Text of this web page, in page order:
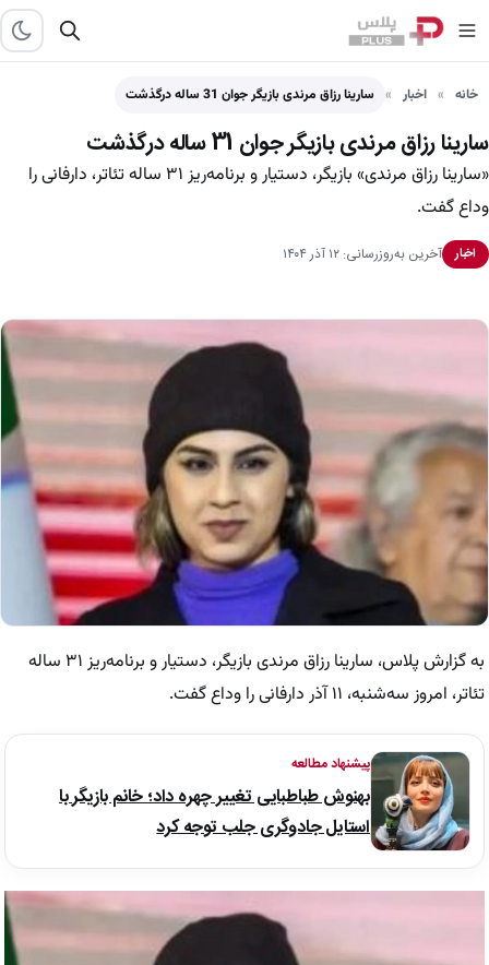
خانه اخبار سارینا رزاق مرندی بازیگر جوان 31 ساله درگذشت
سارینا رزاق مرندی بازیگر جوان 31 ساله درگذشت
«سارینا رزاق مرندی» بازیگر، دستیار و برنامه‌ریز ۳۱ ساله تئاتر، دارفانی را
وداع گفت.
اخبار آخرین به‌روزرسانی: ۱۲ آذر ۱۴۰۴
به گزارش پلاس، سارینا رزاق مرندی بازیگر، دستیار و برنامه‌ریز ۳۱ ساله
تئاتر، امروز سه‌شنبه، ۱۱ آذر دارفانی را وداع گفت.
پیشنهاد مطالعه
بهنوش طباطبایی تغییر چهره داد؛ خانم بازیگر با
استایل جادوگری جلب توجه کرد